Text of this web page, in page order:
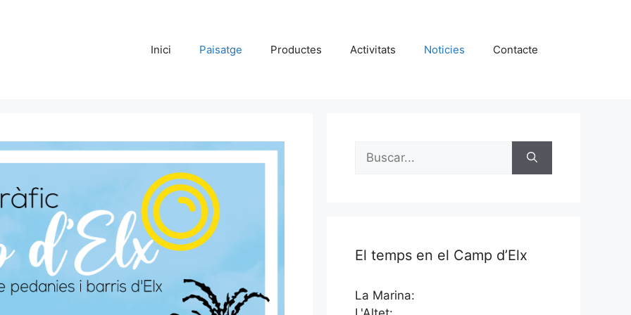
Inici Paisatge Productes Activitats Noticies Contacte
Buscar:
El temps en el Camp d’Elx
La Marina: